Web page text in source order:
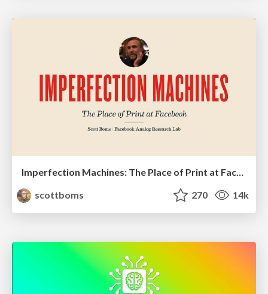
scottboms
270 14k